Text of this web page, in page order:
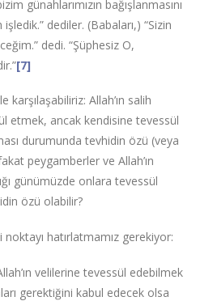
günahlarımızın bağışlanmasını
dediler. (Babaları,) “Sizin
dedi. “Şüphesiz O,
[7]
Allah’ın salih
etmek, ancak kendisine tevessül
durumunda tevhidin özü (veya
peygamberler ve Allah’ın
günümüzde onlara tevessül
özü olabilir?
hatırlatmamız gerekiyor:
velilerine tevessül edebilmek
gerektiğini kabul edecek olsa